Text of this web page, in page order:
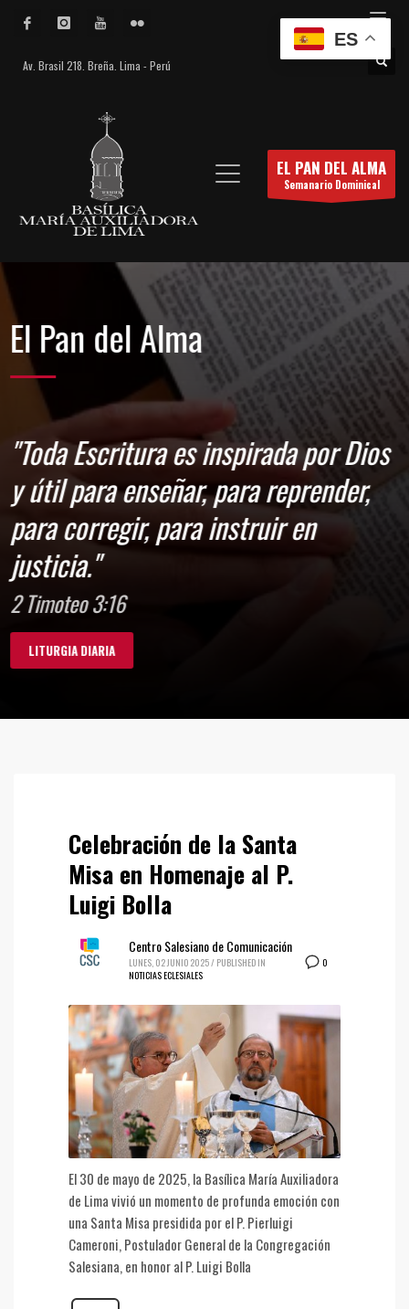
Av. Brasil 218. Breña. Lima - Perú
EL PAN DEL ALMA
Semanario Dominical
El Pan del Alma
"Toda Escritura es inspirada por Dios
y útil para enseñar, para reprender,
para corregir, para instruir en
justicia."
2 Timoteo 3:16
LITURGIA DIARIA
Celebración de la Santa
Misa en Homenaje al P.
Luigi Bolla
0
Centro Salesiano de Comunicación
LUNES, 02 JUNIO 2025/ PUBLISHED IN
NOTICIAS ECLESIALES
El 30 de mayo de 2025, la Basílica María Auxiliadora
de Lima vivió un momento de profunda emoción con
una Santa Misa presidida por el P. Pierluigi
Cameroni, Postulador General de la Congregación
Salesiana, en honor al P. Luigi Bolla
ES